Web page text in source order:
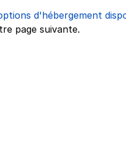
d'hébergement
page suivante.